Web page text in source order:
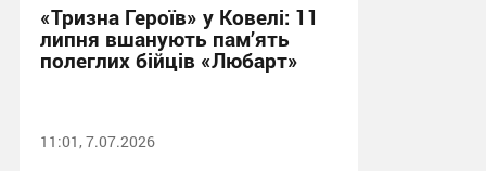
«Тризна Героїв» у Ковелі: 11
липня вшанують пам’ять
полеглих бійців «Любарт»
11:01, 7.07.2026